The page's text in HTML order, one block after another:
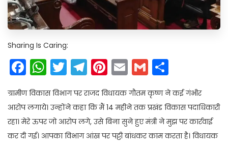
Sharing Is Caring:
Facebook
WhatsApp
Twitter
Telegram
Pinterest
EmailGmail
ग्रामीण विकास विभाग पर राजद विधायक गौतम कृष्ण ने कई गंभीर
आरोप लगाये। उन्होंने कहा कि मैं 14 महीने तक प्रखंड विकास पदाधिकारी
रहा। मेरे ऊपर जो आरोप लगे, उसे बिना सुने हुए मंत्री ने मुझ पर कार्रवाई
कर दी गई। आपका विभाग आंख पर पट्टी बांधकर काम करता है। विधायक